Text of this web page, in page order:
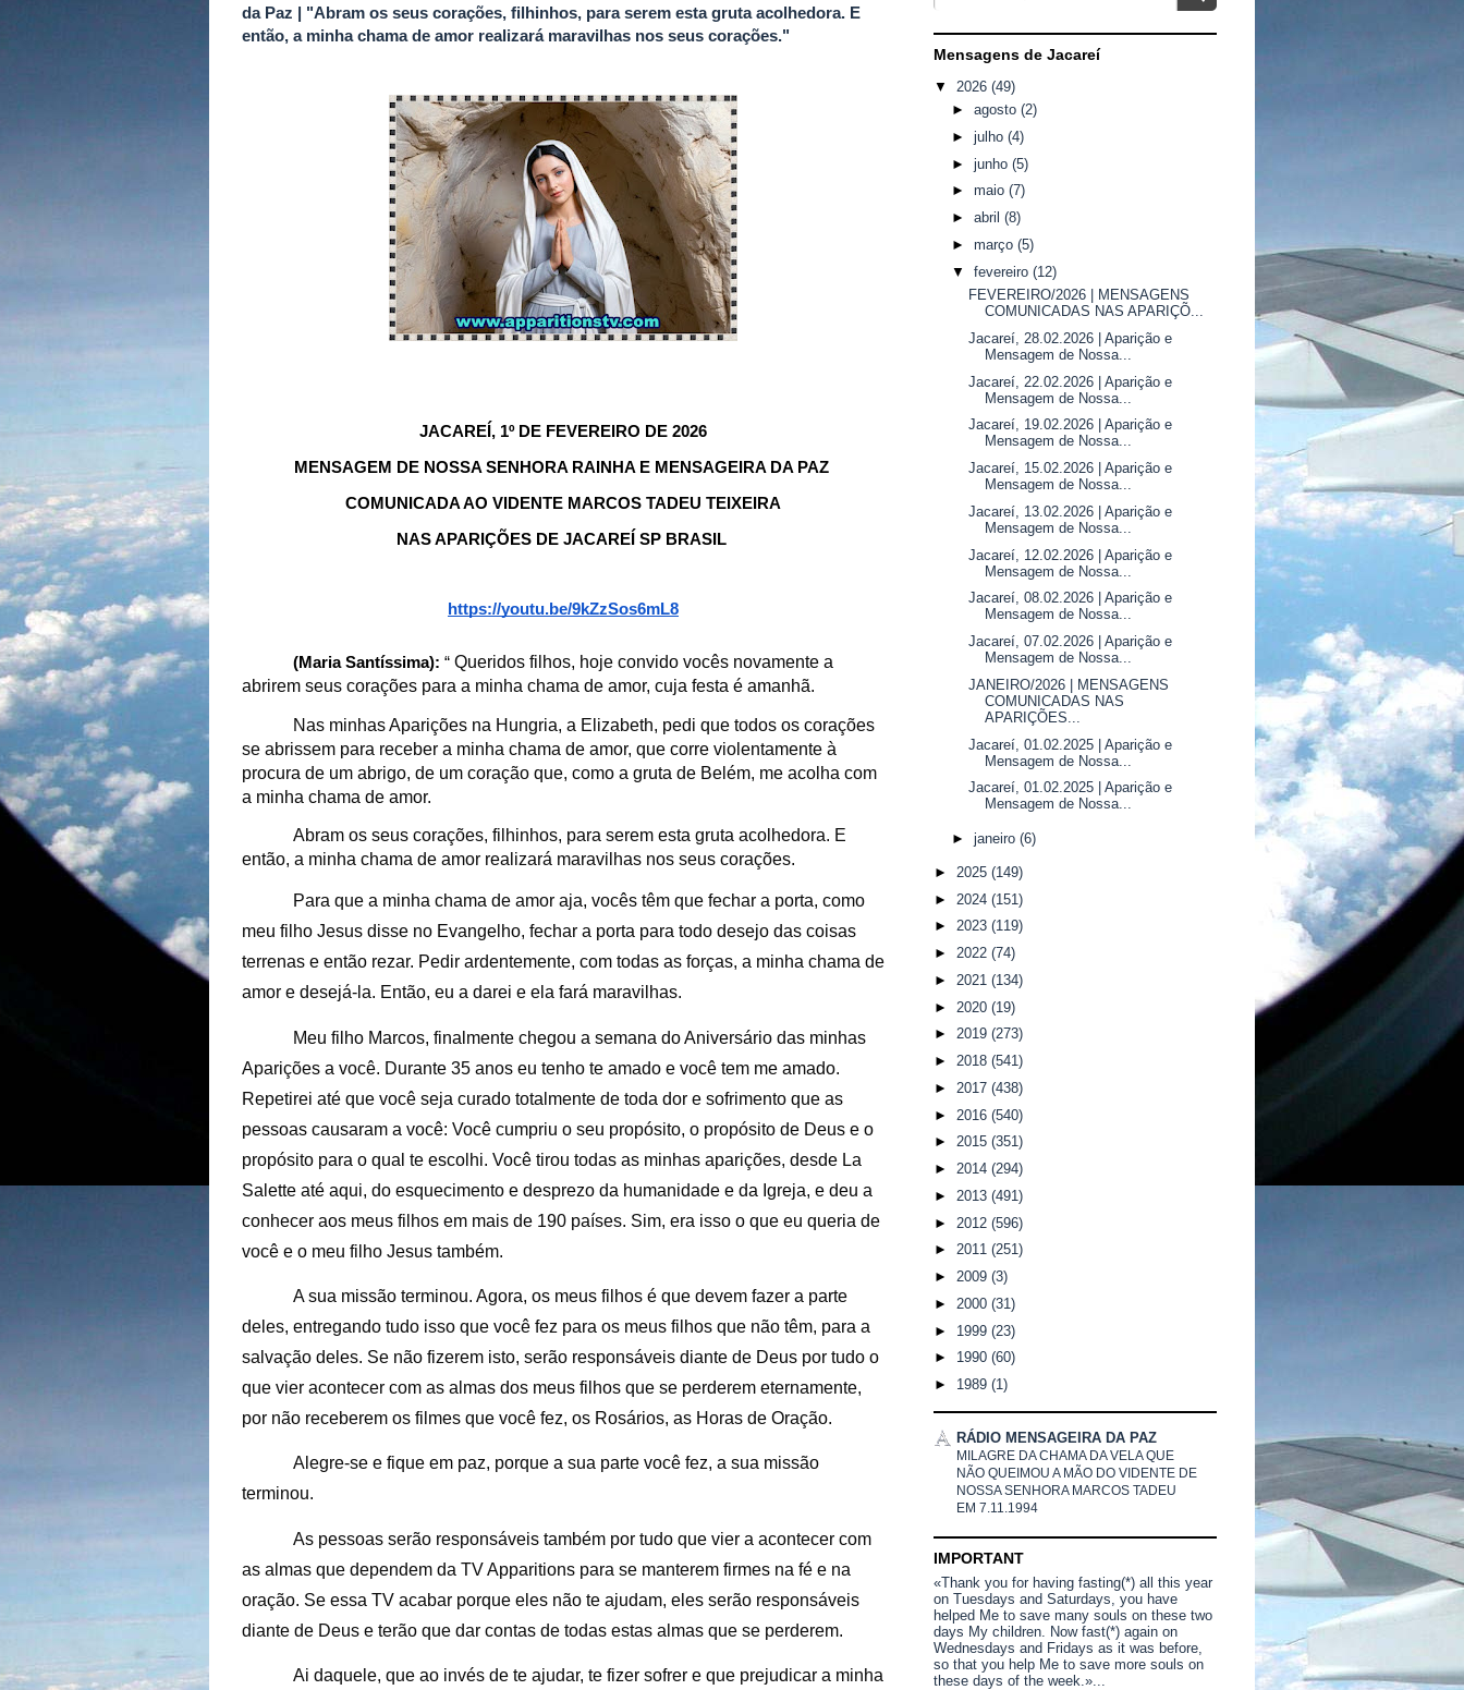
da Paz | "Abram os seus corações, filhinhos, para serem esta gruta acolhedora. E
então, a minha chama de amor realizará maravilhas nos seus corações."
JACAREÍ, 1º DE FEVEREIRO DE 2026
MENSAGEM DE NOSSA SENHORA RAINHA E MENSAGEIRA DA PAZ
COMUNICADA AO VIDENTE MARCOS TADEU TEIXEIRA
NAS APARIÇÕES DE JACAREÍ SP BRASIL
https://youtu.be/9kZzSos6mL8
(Maria Santíssima): “ Queridos filhos, hoje convido vocês novamente a
abrirem seus corações para a minha chama de amor, cuja festa é amanhã.
Nas minhas Aparições na Hungria, a Elizabeth, pedi que todos os corações
se abrissem para receber a minha chama de amor, que corre violentamente à
procura de um abrigo, de um coração que, como a gruta de Belém, me acolha com
a minha chama de amor.
Abram os seus corações, filhinhos, para serem esta gruta acolhedora. E
então, a minha chama de amor realizará maravilhas nos seus corações.
Para que a minha chama de amor aja, vocês têm que fechar a porta, como
meu filho Jesus disse no Evangelho, fechar a porta para todo desejo das coisas
terrenas e então rezar. Pedir ardentemente, com todas as forças, a minha chama de
amor e desejá-la. Então, eu a darei e ela fará maravilhas.
Meu filho Marcos, finalmente chegou a semana do Aniversário das minhas
Aparições a você. Durante 35 anos eu tenho te amado e você tem me amado.
Repetirei até que você seja curado totalmente de toda dor e sofrimento que as
pessoas causaram a você: Você cumpriu o seu propósito, o propósito de Deus e o
propósito para o qual te escolhi. Você tirou todas as minhas aparições, desde La
Salette até aqui, do esquecimento e desprezo da humanidade e da Igreja, e deu a
conhecer aos meus filhos em mais de 190 países. Sim, era isso o que eu queria de
você e o meu filho Jesus também.
A sua missão terminou. Agora, os meus filhos é que devem fazer a parte
deles, entregando tudo isso que você fez para os meus filhos que não têm, para a
salvação deles. Se não fizerem isto, serão responsáveis diante de Deus por tudo o
que vier acontecer com as almas dos meus filhos que se perderem eternamente,
por não receberem os filmes que você fez, os Rosários, as Horas de Oração.
Alegre-se e fique em paz, porque a sua parte você fez, a sua missão
terminou.
As pessoas serão responsáveis também por tudo que vier a acontecer com
as almas que dependem da TV Apparitions para se manterem firmes na fé e na
oração. Se essa TV acabar porque eles não te ajudam, eles serão responsáveis
diante de Deus e terão que dar contas de todas estas almas que se perderem.
Ai daquele, que ao invés de te ajudar, te fizer sofrer e que prejudicar a minha
Mensagens de Jacareí
▼ 2026 (49)
► agosto (2)
► julho (4)
► junho (5)
► maio (7)
► abril (8)
► março (5)
▼ fevereiro (12)
FEVEREIRO/2026 | MENSAGENS
COMUNICADAS NAS APARIÇÕ...
Jacareí, 28.02.2026 | Aparição e
Mensagem de Nossa...
Jacareí, 22.02.2026 | Aparição e
Mensagem de Nossa...
Jacareí, 19.02.2026 | Aparição e
Mensagem de Nossa...
Jacareí, 15.02.2026 | Aparição e
Mensagem de Nossa...
Jacareí, 13.02.2026 | Aparição e
Mensagem de Nossa...
Jacareí, 12.02.2026 | Aparição e
Mensagem de Nossa...
Jacareí, 08.02.2026 | Aparição e
Mensagem de Nossa...
Jacareí, 07.02.2026 | Aparição e
Mensagem de Nossa...
JANEIRO/2026 | MENSAGENS
COMUNICADAS NAS
APARIÇÕES...
Jacareí, 01.02.2025 | Aparição e
Mensagem de Nossa...
Jacareí, 01.02.2025 | Aparição e
Mensagem de Nossa...
► janeiro (6)
► 2025 (149)
► 2024 (151)
► 2023 (119)
► 2022 (74)
► 2021 (134)
► 2020 (19)
► 2019 (273)
► 2018 (541)
► 2017 (438)
► 2016 (540)
► 2015 (351)
► 2014 (294)
► 2013 (491)
► 2012 (596)
► 2011 (251)
► 2009 (3)
► 2000 (31)
► 1999 (23)
► 1990 (60)
► 1989 (1)
RÁDIO MENSAGEIRA DA PAZ
MILAGRE DA CHAMA DA VELA QUE
NÃO QUEIMOU A MÃO DO VIDENTE DE
NOSSA SENHORA MARCOS TADEU
EM 7.11.1994
IMPORTANT
«Thank you for having fasting(*) all this year
on Tuesdays and Saturdays, you have
helped Me to save many souls on these two
days My children. Now fast(*) again on
Wednesdays and Fridays as it was before,
so that you help Me to save more souls on
these days of the week.»...